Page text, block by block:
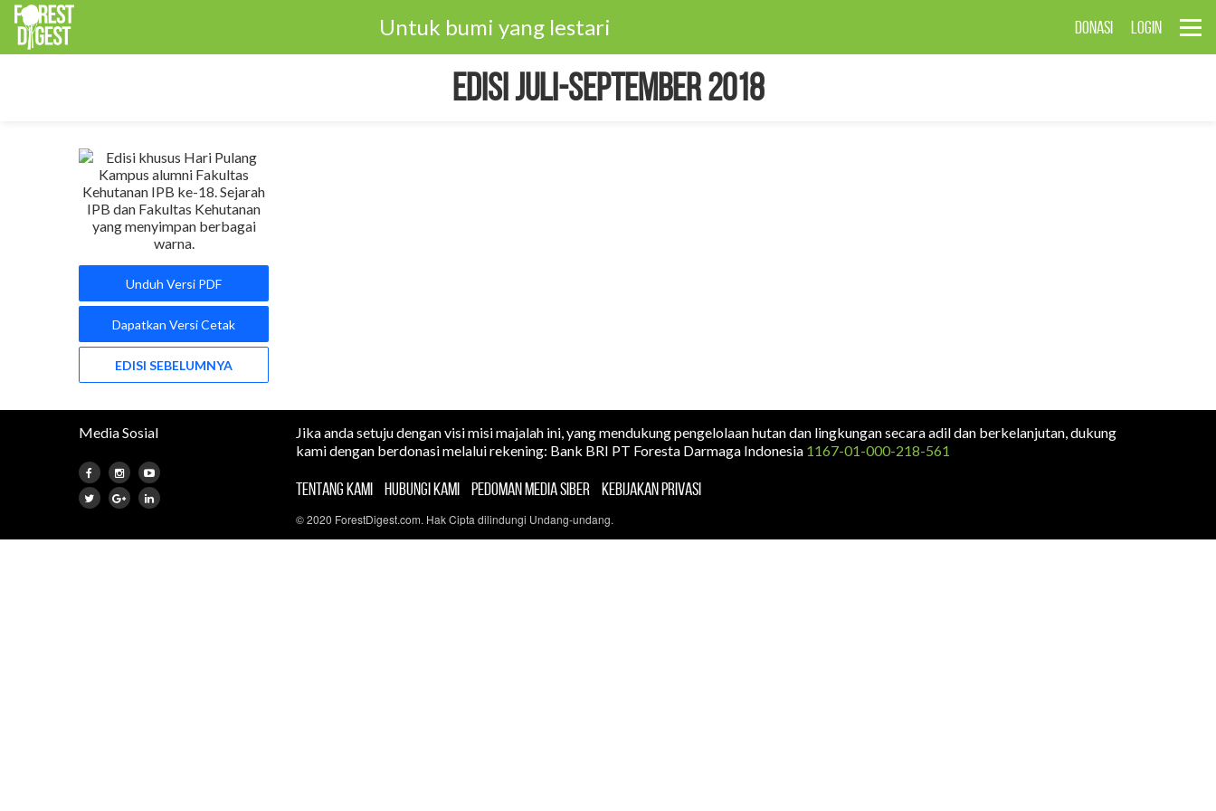
Untuk bumi yang lestari DONASI LOGIN
Edisi Juli-September 2018
Unduh Versi PDF
Dapatkan Versi Cetak
EDISI SEBELUMNYA
Media Sosial
Jika anda setuju dengan visi misi majalah ini, yang mendukung pengelolaan hutan dan lingkungan secara adil dan berkelanjutan, dukung
kami dengan berdonasi melalui rekening: Bank BRI PT Foresta Darmaga Indonesia 1167-01-000-218-561
TENTANG KAMI HUBUNGI KAMI PEDOMAN MEDIA SIBER KEBIJAKAN PRIVASI
© 2020 ForestDigest.com. Hak Cipta dilindungi Undang-undang.